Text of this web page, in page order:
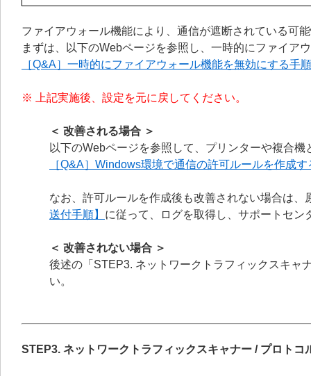
ファイアウォール機能により、通信が遮断されている可
まずは、以下のWebページを参照し、一時的にファイア
［Q&A］一時的にファイアウォール機能を無効にする手順
※ 上記実施後、設定を元に戻してください。
＜ 改善される場合 ＞
以下のWebページを参照して、プリンターや複合
［Q&A］Windows環境で通信の許可ルールを作成
なお、許可ルールを作成後も改善されない場合は
送付手順】 に従って、ログを取得し、サポートセン
＜ 改善されない場合 ＞
後述の「STEP3. ネットワークトラフィックスキャ
い。
STEP3. ネットワークトラフィックスキャナー / プロトコ